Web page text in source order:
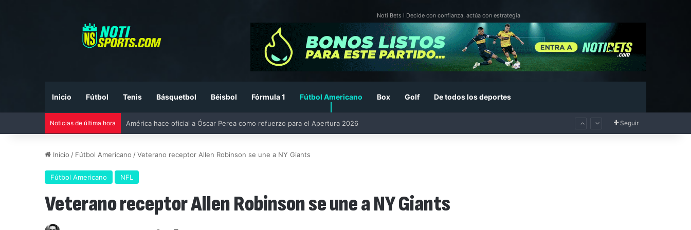
Noti Bets I Decide con confianza, actúa con estrategia
Inicio Fútbol Tenis Básquetbol Béisbol Fórmula 1 Fútbol Americano Box Golf De todos los deportes
Noticias de última hora Liga MX vs MLS All-Star Game 2026: previa, fecha, horario, convocados y todo lo que debes saber Seguir
Inicio / Fútbol Americano /Veterano receptor Allen Robinson se une a NY Giants
Fútbol Americano NFL
Veterano receptor Allen Robinson se une a NY Giants